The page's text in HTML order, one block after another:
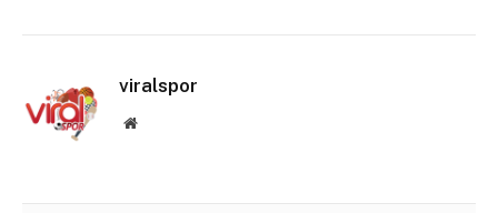
viralspor
Website